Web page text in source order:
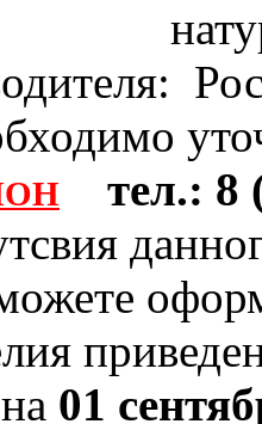
тел.: 8
01